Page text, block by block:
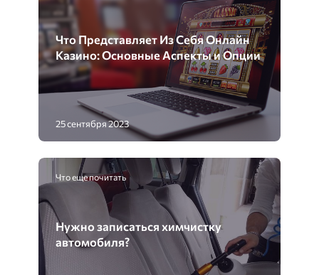
Что Представляет Из Себя Онлайн
Казино: Основные Аспекты и Опции
25 сентября 2023
Что еще почитать
Нужно записаться химчистку
автомобиля?